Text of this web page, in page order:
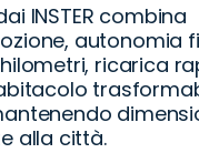
INSTER combina
autonomia
ricarica
alla città.